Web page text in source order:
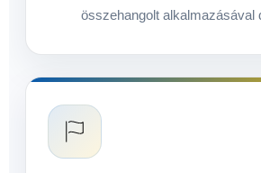
összehangolt alkalmazásával